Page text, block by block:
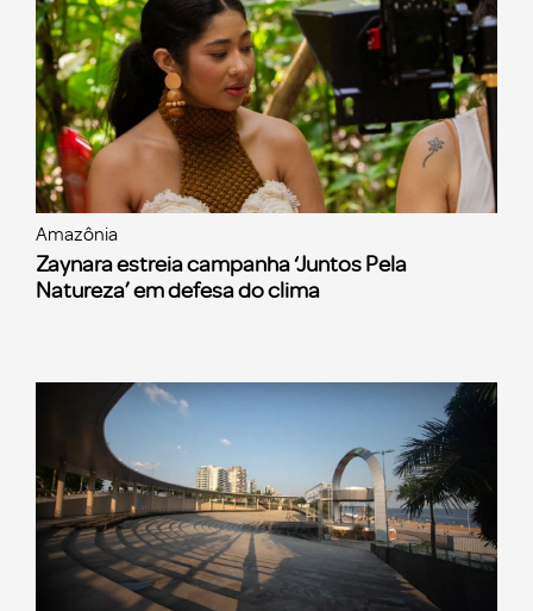
Amazônia
Zaynara estreia campanha ‘Juntos Pela
Natureza’ em defesa do clima